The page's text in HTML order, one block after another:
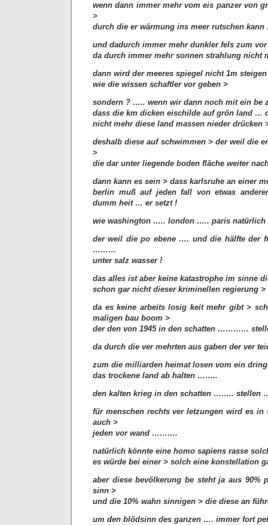
wenn dann immer mehr vom eis panzer von
>
durch die er wärmung ins meer rutschen
und dadurch immer mehr dunkler fels zum
da durch immer mehr sonnen strahlung nicht
dann wird der meeres spiegel nicht 1m steigen
wie die wissen schaftler vor geben >
sondern ? ….. wenn wir dann noch mit ein be
dass die km dicken eischilde auf grön land …
nicht mehr diese land massen nieder drücken
deshalb diese auf schwimmen > der weil die
>
die dar unter liegende boden fläche weiter
dann kann es sein > dass karlsruhe an einer
berlin muß auf jeden fall von etwas
dumm heit … er setzt !
wie washington ….. london ….. paris natürlich
der weil die po ebene …. und die hälfte der
………
unter salz wasser !
das alles ist aber keine katastrophe im sinne
schon gar nicht dieser kriminellen regierung >
da es keine arbeits losig keit mehr gibt >
maligen bau boom >
der den von 1945 in den schatten …………
da durch die ver mehrten aus gaben der ver
zum die milliarden heimat losen vom ein
das trockene land ab halten ……..
den kalten krieg in den schatten …….. stellen
für menschen rechts ver letzungen wird es in
auch >
jeden vor wand ……….
natürlich könnte eine homo sapiens rasse
es würde bei einer > solch eine konstellation
aber diese bevölkerung be steht ja aus 90%
sinn >
und die 10% wahn sinnigen > die diese an
um den blödsinn des ganzen …. immer fort